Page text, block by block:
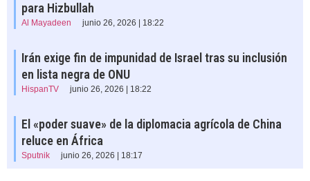
para Hizbullah
Al Mayadeen junio 26, 2026 | 18:22
Irán exige fin de impunidad de Israel tras su inclusión
en lista negra de ONU
HispanTV junio 26, 2026 | 18:22
El «poder suave» de la diplomacia agrícola de China
reluce en África
Sputnik junio 26, 2026 | 18:17